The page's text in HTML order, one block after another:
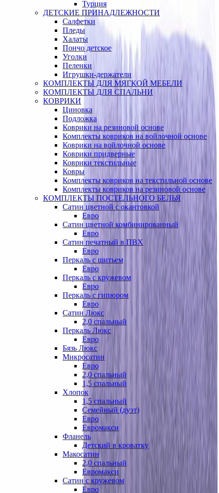
Турция
ДЕТСКИЕ ПРИНАДЛЕЖНОСТИ
Салфетки
Пледы
Халаты
Пончо детское
Уголки
Пеленки
Игрушки-держатели
КОМПЛЕКТЫ ДЛЯ МЯГКОЙ МЕБЕЛИ
КОМПЛЕКТЫ ДЛЯ СПАЛЬНИ
КОВРИКИ
Циновка
Подложка
Коврики на резиновой основе
Комплекты ковриков на войлочной основе
Коврики на войлочной основе
Коврики придверные
Коврики текстильные
Ковры
Комплекты ковриков на текстильной основе
Комплекты ковриков на резиновой основе
КОМПЛЕКТЫ ПОСТЕЛЬНОГО БЕЛЬЯ
Сатин цветной с окантовкой
Евро
Сатин цветной комбинированный
Евро
Сатин печатный в ПВХ
Евро
Перкаль с шитьем
Евро
Перкаль с кружевом
Евро
Перкаль с гипюром
Евро
Сатин Люкс
2,0 спальный
Перкаль Люкс
Евро
Бязь Люкс
Микросатин
Евро
2,0 спальный
1,5 спальный
Хлопок
1,5 спальный
Семейный (дуэт)
Евро
Евромакси
Фланель
Детский в кроватку
Макосатин
2,0 спальный
Евромакси
Сатин с кружевом
Евро